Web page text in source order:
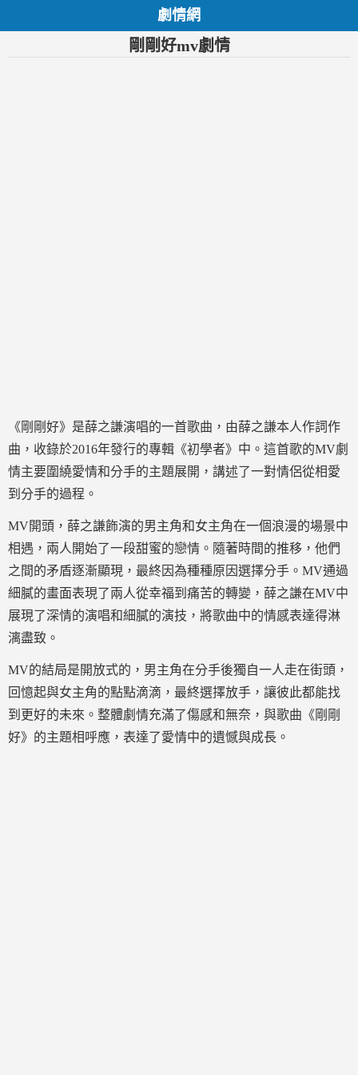
劇情網
剛剛好mv劇情
《剛剛好》是薛之謙演唱的一首歌曲，由薛之謙本人作詞作
曲，收錄於2016年發行的專輯《初學者》中。這首歌的MV劇
情主要圍繞愛情和分手的主題展開，講述了一對情侶從相愛
到分手的過程。
MV開頭，薛之謙飾演的男主角和女主角在一個浪漫的場景中
相遇，兩人開始了一段甜蜜的戀情。隨著時間的推移，他們
之間的矛盾逐漸顯現，最終因為種種原因選擇分手。MV通過
細膩的畫面表現了兩人從幸福到痛苦的轉變，薛之謙在MV中
展現了深情的演唱和細膩的演技，將歌曲中的情感表達得淋
漓盡致。
MV的結局是開放式的，男主角在分手後獨自一人走在街頭，
回憶起與女主角的點點滴滴，最終選擇放手，讓彼此都能找
到更好的未來。整體劇情充滿了傷感和無奈，與歌曲《剛剛
好》的主題相呼應，表達了愛情中的遺憾與成長。